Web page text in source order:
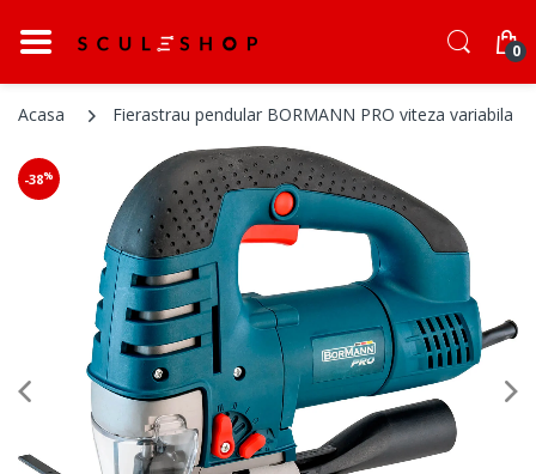
0
Acasa Fierastrau pendular BORMANN PRO viteza variabila
-38%